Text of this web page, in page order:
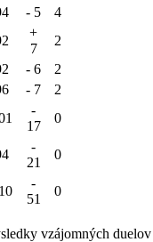
- 5
4
+
7
2
- 6
2
- 7
2
-
17
0
-
21
0
-
51
0
vzájomných